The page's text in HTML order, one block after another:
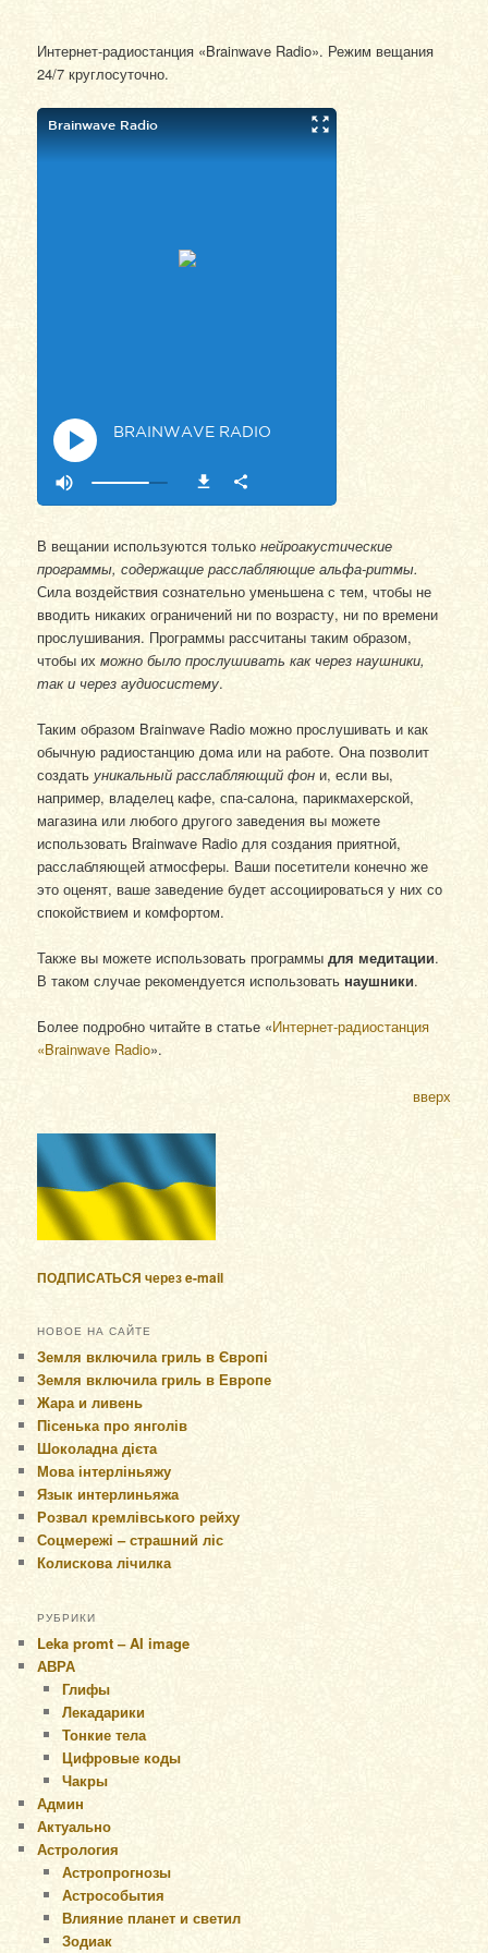
Интернет-радиостанция «Brainwave Radio». Режим вещания
24/7 круглосуточно.
В вещании используются тольконейроакустические
программы, содержащие расслабляющие альфа-ритмы.
Сила воздействия сознательно уменьшена с тем, чтобы не
вводить никаких ограничений ни по возрасту, ни по времени
прослушивания. Программы рассчитаны таким образом,
чтобы ихможно было прослушивать как через наушники,
так и через аудиосистему.
Таким образом Brainwave Radio можно прослушивать и как
обычную радиостанцию дома или на работе. Она позволит
создатьуникальный расслабляющий фон и, если вы,
например, владелец кафе, спа-салона, парикмахерской,
магазина или любого другого заведения вы можете
использовать Brainwave Radio для создания приятной,
расслабляющей атмосферы. Ваши посетители конечно же
это оценят, ваше заведение будет ассоциироваться у них со
спокойствием и комфортом.
Также вы можете использовать программыдля медитации.
В таком случае рекомендуется использоватьнаушники.
Более подробно читайте в статье «Интернет-радиостанция
«Brainwave Radio».
вверх
ПОДПИСАТЬСЯ через e-mail
НОВОЕ НА САЙТЕ
Земля включила гриль в Європі
Земля включила гриль в Европе
Жара и ливень
Пісенька про янголів
Шоколадна дієта
Мова інтерліньяжу
Язык интерлиньяжа
Розвал кремлівського рейху
Соцмережі – страшний ліс
Колискова лічилка
РУБРИКИ
Leka promt – AI image
АВРА
Глифы
Лекадарики
Тонкие тела
Цифровые коды
Чакры
Админ
Актуально
Астрология
Астропрогнозы
Астрособытия
Влияние планет и светил
Зодиак